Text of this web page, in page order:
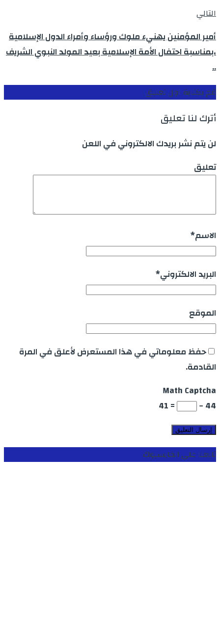
التالي
أمير المؤمنين يهنيء ملوك ورؤساء وأمراء الدول الإسلامية
،بمناسبة احتفال الأمة الإسلامية بعيد المولد النبوي الشريف
..
قم بكتابة اول تعليق
أترك لنا تعليق
لن يتم نشر بريدك الالكتروني في اللعن
تعليق
الاسم*
البريد الالكتروني*
الموقع
حفظ معلوماتي في هذا المستعرض لأعلق في المرة
القادمة.
Math Captcha
44 −
= 41
تابعنا على الفايسبوك